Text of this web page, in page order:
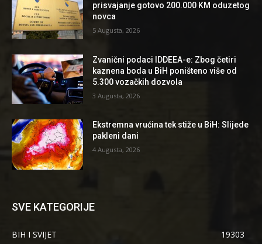
prisvajanje gotovo 200.000 KM oduzetog
novca
5 Augusta, 2026
Zvanični podaci IDDEEA-e: Zbog četiri
kaznena boda u BiH poništeno više od
5.300 vozačkih dozvola
3 Augusta, 2026
Ekstremna vrućina tek stiže u BiH: Slijede
pakleni dani
4 Augusta, 2026
SVE KATEGORIJE
BIH I SVIJET
19303